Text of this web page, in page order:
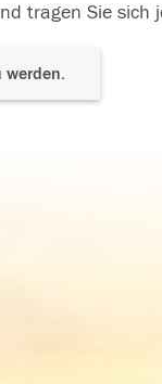
tragen Sie sich
werden.